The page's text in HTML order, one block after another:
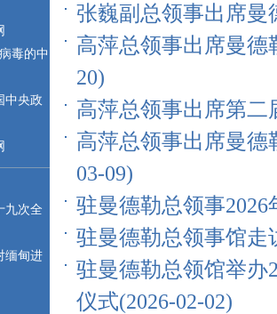
毒的中
中央政
九次全
缅甸进
张巍副总领事出席曼
高萍总领事出席曼德
20)
高萍总领事出席第二
高萍总领事出席曼德
03-09)
驻曼德勒总领事2026
驻曼德勒总领事馆走
驻曼德勒总领馆举办
仪式(2026-02-02)